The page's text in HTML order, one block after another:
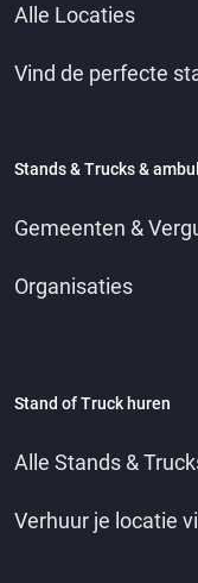
Alle Locaties
Vind de perfecte
Stands & Trucks &
Gemeenten &
Organisaties
Stand of Truck huren
Alle Stands &
Verhuur je locatie